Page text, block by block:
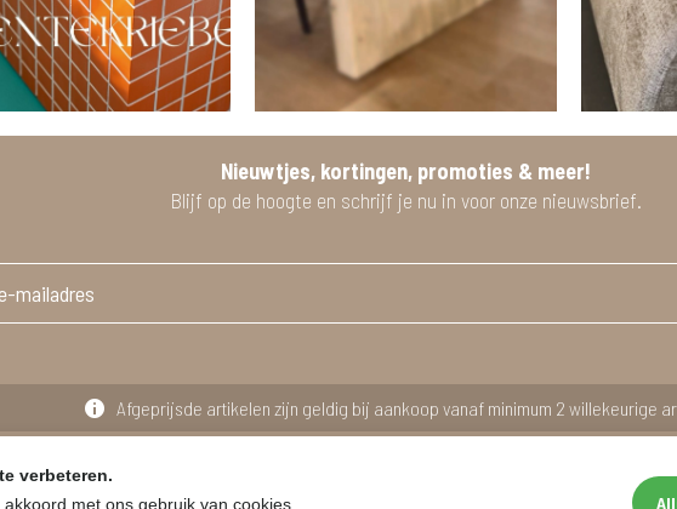
Nieuwtjes, kortingen, promoties & meer!
Blijf op de hoogte en schrijf je nu in voor onze nieuwsbrief.
Afgeprijsde artikelen zijn geldig bij aankoop vanaf minimum 2 willekeurige
verbeteren.
met ons gebruik van cookies.